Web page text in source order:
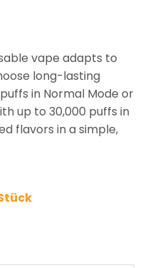
vape adapts to
long-lasting
in Normal Mode or
up to 30,000 puffs in
flavors in a simple,